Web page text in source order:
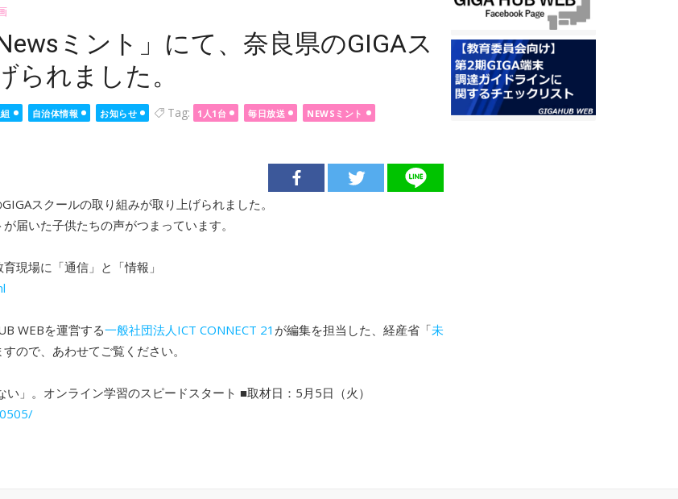
ミント」にて、奈良県のGIGAス
られました。
自治体情報 お知らせ Tag: 1人1台 毎日放送
NEWSミント
スクールの取り組みが取り上げられました。
届いた子供たちの声がつまっています。
現場に「通信」と「情報」
WEBを運営する一般社団法人ICT CONNECT 21 が編集を担当した、経産省「未
ので、あわせてご覧ください。
」。オンライン学習のスピードスタート ■取材日：5月5日（火）